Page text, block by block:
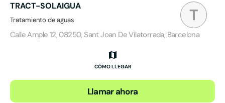
T
TRACT-SOLAIGUA
Tratamiento de aguas
Calle Ample 12, 08250, Sant Joan De Vilatorrada, Barcelona
CÓMO LLEGAR
Llamar ahora